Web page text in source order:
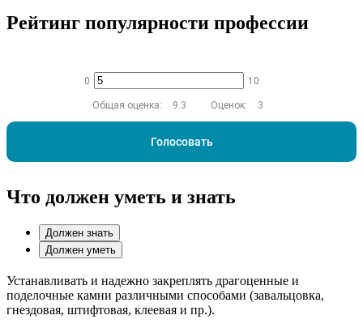
Рейтинг популярности профессии
0 10
Общая оценка: 9.3 Оценок: 3
Голосовать
Что должен уметь и знать
Должен знать
Должен уметь
Устанавливать и надежно закреплять драгоценные и
поделочные камни различными способами (завальцовка,
гнездовая, штифтовая, клеевая и пр.).